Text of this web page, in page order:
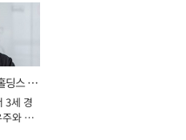
딩스 대
3세 경
와 헬